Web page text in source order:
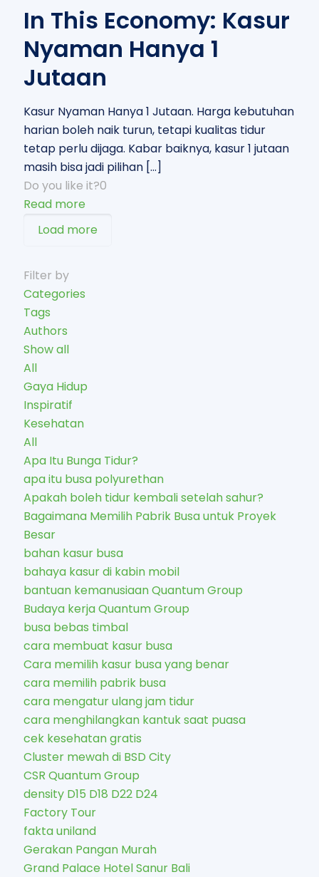
In This Economy: Kasur
Nyaman Hanya 1
Jutaan
Kasur Nyaman Hanya 1 Jutaan. Harga kebutuhan
harian boleh naik turun, tetapi kualitas tidur
tetap perlu dijaga. Kabar baiknya, kasur 1 jutaan
masih bisa jadi pilihan […]
Do you like it?0
Read more
Load more
Filter by
Categories
Tags
Authors
Show all
All
Gaya Hidup
Inspiratif
Kesehatan
All
Apa Itu Bunga Tidur?
apa itu busa polyurethan
Apakah boleh tidur kembali setelah sahur?
Bagaimana Memilih Pabrik Busa untuk Proyek
Besar
bahan kasur busa
bahaya kasur di kabin mobil
bantuan kemanusiaan Quantum Group
Budaya kerja Quantum Group
busa bebas timbal
cara membuat kasur busa
Cara memilih kasur busa yang benar
cara memilih pabrik busa
cara mengatur ulang jam tidur
cara menghilangkan kantuk saat puasa
cek kesehatan gratis
Cluster mewah di BSD City
CSR Quantum Group
density D15 D18 D22 D24
Factory Tour
fakta uniland
Gerakan Pangan Murah
Grand Palace Hotel Sanur Bali